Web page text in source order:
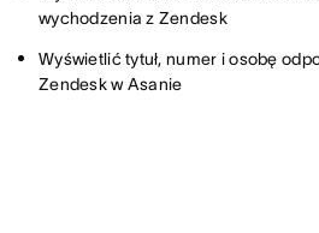
wychodzenia z Zendesk
Wyświetlić tytuł, numer i osobę
Zendesk w Asanie